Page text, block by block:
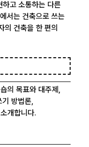
고 소통하는 다른
서는 건축으로 쓰는
의 건축을 한 편의
의 목표와 대주제,
기 방법론,
개합니다.